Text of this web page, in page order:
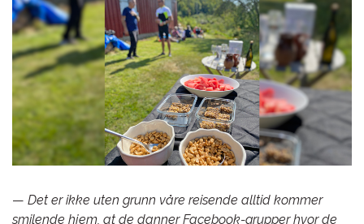
— Det er ikke uten grunn våre reisende alltid kommer
smilende hjem, at de danner Facebook-grupper hvor de